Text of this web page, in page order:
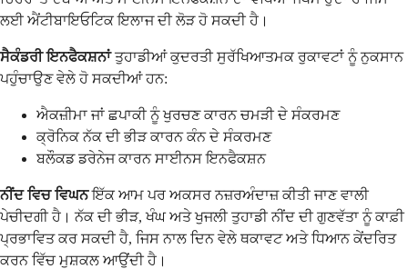
ਲਈ ਐਂਟੀਬਾਇਓਟਿਕ ਇਲਾਜ ਦੀ ਲੋੜ ਹੋ ਸਕਦੀ ਹੈ।
ਸੈਕੰਡਰੀ ਇਨਫੈਕਸ਼ਨਾਂਤੁਹਾਡੀਆਂ ਕੁਦਰਤੀ ਸੁਰੱਖਿਆਤਮਕ ਰੁਕਾਵਟਾਂ ਨੂੰ ਨੁਕਸਾਨ
ਪਹੁੰਚਾਉਣ ਵੇਲੇ ਹੋ ਸਕਦੀਆਂ ਹਨ:
ਐਕਜ਼ੀਮਾ ਜਾਂ ਛਪਾਕੀ ਨੂੰ ਖੁਰਚਣ ਕਾਰਨ ਚਮੜੀ ਦੇ ਸੰਕਰਮਣ
ਕ੍ਰੋਨਿਕ ਨੱਕ ਦੀ ਭੀੜ ਕਾਰਨ ਕੰਨ ਦੇ ਸੰਕਰਮਣ
ਬਲੌਕਡ ਡਰੇਨੇਜ ਕਾਰਨ ਸਾਈਨਸ ਇਨਫੈਕਸ਼ਨ
ਨੀਂਦ ਵਿਚ ਵਿਘਨਇੱਕ ਆਮ ਪਰ ਅਕਸਰ ਨਜ਼ਰਅੰਦਾਜ਼ ਕੀਤੀ ਜਾਣ ਵਾਲੀ
ਪੇਚੀਦਗੀ ਹੈ। ਨੱਕ ਦੀ ਭੀੜ, ਖੰਘ ਅਤੇ ਖੁਜਲੀ ਤੁਹਾਡੀ ਨੀਂਦ ਦੀ ਗੁਣਵੱਤਾ ਨੂੰ ਕਾਫ਼ੀ
ਪ੍ਰਭਾਵਿਤ ਕਰ ਸਕਦੀ ਹੈ, ਜਿਸ ਨਾਲ ਦਿਨ ਵੇਲੇ ਥਕਾਵਟ ਅਤੇ ਧਿਆਨ ਕੇਂਦਰਿਤ
ਕਰਨ ਵਿੱਚ ਮੁਸ਼ਕਲ ਆਉਂਦੀ ਹੈ।